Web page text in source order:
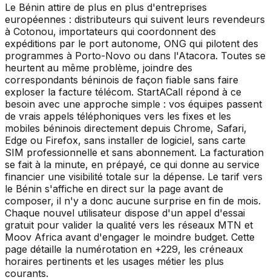
Le Bénin attire de plus en plus d'entreprises
européennes : distributeurs qui suivent leurs revendeurs
à Cotonou, importateurs qui coordonnent des
expéditions par le port autonome, ONG qui pilotent des
programmes à Porto-Novo ou dans l'Atacora. Toutes se
heurtent au même problème, joindre des
correspondants béninois de façon fiable sans faire
exploser la facture télécom. StartACall répond à ce
besoin avec une approche simple : vos équipes passent
de vrais appels téléphoniques vers les fixes et les
mobiles béninois directement depuis Chrome, Safari,
Edge ou Firefox, sans installer de logiciel, sans carte
SIM professionnelle et sans abonnement. La facturation
se fait à la minute, en prépayé, ce qui donne au service
financier une visibilité totale sur la dépense. Le tarif vers
le Bénin s'affiche en direct sur la page avant de
composer, il n'y a donc aucune surprise en fin de mois.
Chaque nouvel utilisateur dispose d'un appel d'essai
gratuit pour valider la qualité vers les réseaux MTN et
Moov Africa avant d'engager le moindre budget. Cette
page détaille la numérotation en +229, les créneaux
horaires pertinents et les usages métier les plus
courants.